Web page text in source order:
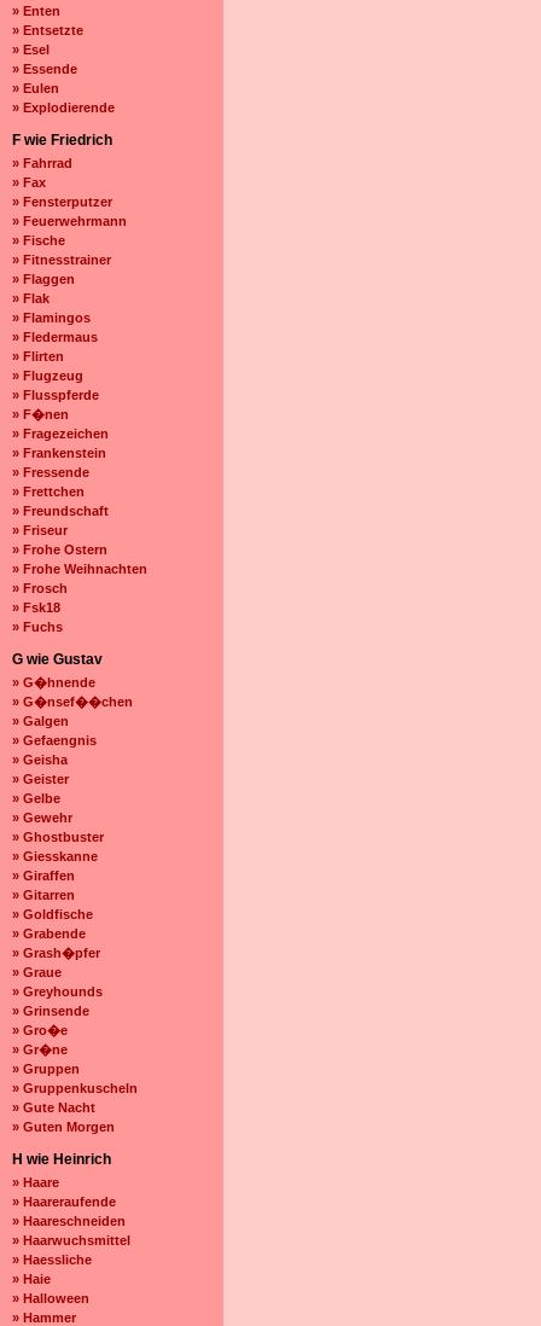
» Enten
» Entsetzte
» Esel
» Essende
» Eulen
» Explodierende
F wie Friedrich
» Fahrrad
» Fax
» Fensterputzer
» Feuerwehrmann
» Fische
» Fitnesstrainer
» Flaggen
» Flak
» Flamingos
» Fledermaus
» Flirten
» Flugzeug
» Flusspferde
» F�nen
» Fragezeichen
» Frankenstein
» Fressende
» Frettchen
» Freundschaft
» Friseur
» Frohe Ostern
» Frohe Weihnachten
» Frosch
» Fsk18
» Fuchs
G wie Gustav
» G�hnende
» G�nsef��chen
» Galgen
» Gefaengnis
» Geisha
» Geister
» Gelbe
» Gewehr
» Ghostbuster
» Giesskanne
» Giraffen
» Gitarren
» Goldfische
» Grabende
» Grash�pfer
» Graue
» Greyhounds
» Grinsende
» Gro�e
» Gr�ne
» Gruppen
» Gruppenkuscheln
» Gute Nacht
» Guten Morgen
H wie Heinrich
» Haare
» Haareraufende
» Haareschneiden
» Haarwuchsmittel
» Haessliche
» Haie
» Halloween
» Hammer